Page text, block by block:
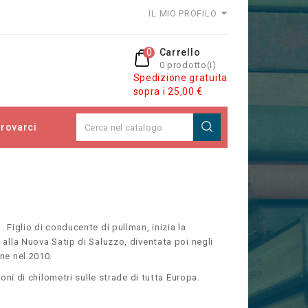
IL MIO PROFILO
Carrello
0 prodotto(i)
0
Spedizione gratuita
sopra i 25,00 €
Figlio di conducente di pullman, inizia la
Nuova Satip di Saluzzo, diventata poi negli
nel 2010.
di chilometri sulle strade di tutta Europa.